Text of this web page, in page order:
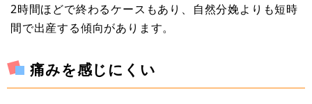
2時間ほどで終わるケースもあり、自然分娩よりも短時
間で出産する傾向があります。
痛みを感じにくい